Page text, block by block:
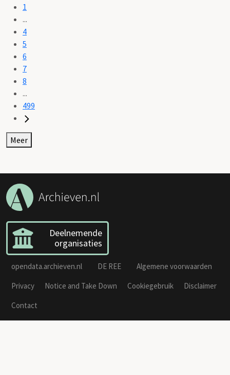
1
...
4
5
6
7
8
...
499
Meer
Deelnemende
organisaties
opendata.archieven.nl DE REE
Algemene voorwaarden
Privacy
Notice and Take Down Cookiegebruik
Disclaimer
Contact